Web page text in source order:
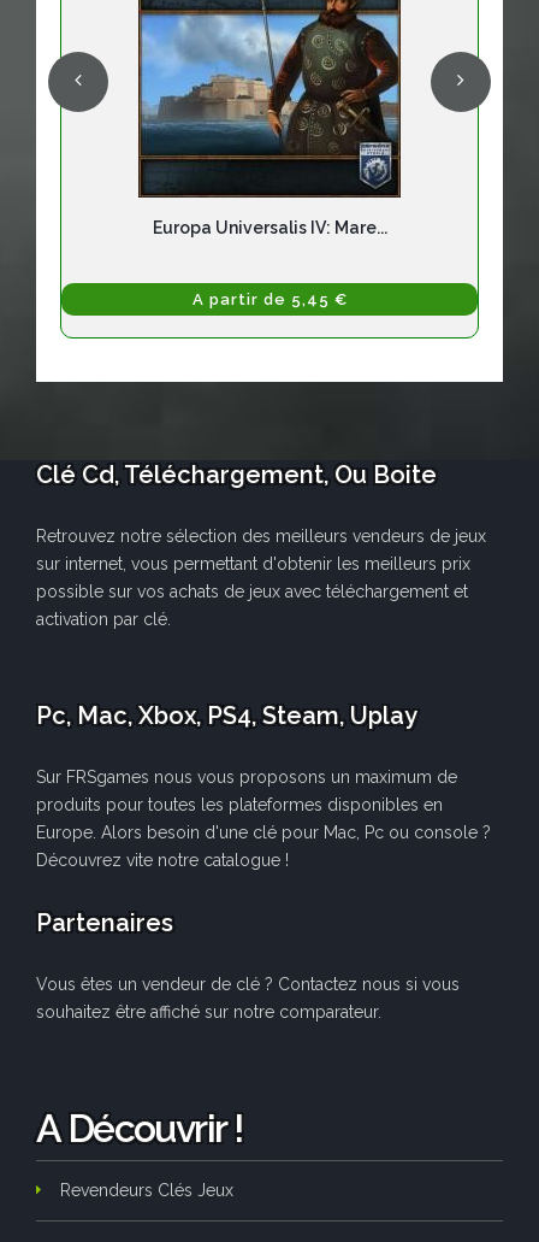
Europa Universalis IV: Mare...
A partir de 5,45 €
Clé Cd, Téléchargement, Ou Boite
Retrouvez notre sélection des meilleurs vendeurs de jeux
sur internet, vous permettant d'obtenir les meilleurs prix
possible sur vos achats de jeux avec téléchargement et
activation par clé.
Pc, Mac, Xbox, PS4, Steam, Uplay
Sur FRSgames nous vous proposons un maximum de
produits pour toutes les plateformes disponibles en
Europe. Alors besoin d'une clé pour Mac, Pc ou console ?
Découvrez vite notre catalogue !
Partenaires
Vous êtes un vendeur de clé ? Contactez nous si vous
souhaitez être affiché sur notre comparateur.
A Découvrir !
Revendeurs Clés Jeux